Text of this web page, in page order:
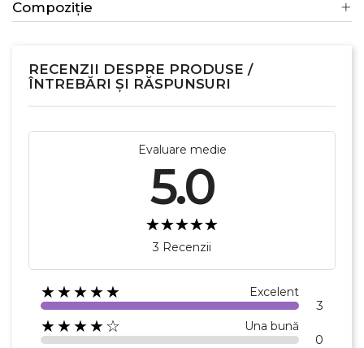
Compoziție
RECENZII DESPRE PRODUSE /
ÎNTREBĂRI ȘI RĂSPUNSURI
Evaluare medie
5.0
3 Recenzii
★★★★★ Excelent
3
★★★★☆ Una bună
0
Creeaza o lista de dorinte
Numele listei de dorinte
Creeaza o lista de dorinte